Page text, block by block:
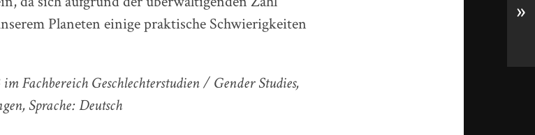
Planeten einige praktische Schwierigkeiten
Fachbereich Geschlechterstudien / Gender Studies,
Sprache: Deutsch
»